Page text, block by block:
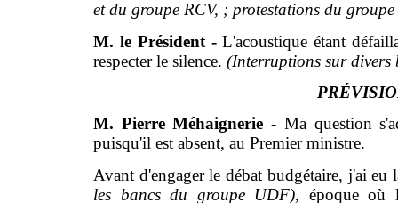
et du groupe RCV, ; protestations du
M. le Président -L'acoustique étant
respecter le silence. (Interruptions sur divers
M. Pierre Méhaignerie - Ma question
puisqu'il est absent, au Premier ministre.
Avant d'engager le débat budgétaire, j'ai
les bancs du groupe UDF), époque où